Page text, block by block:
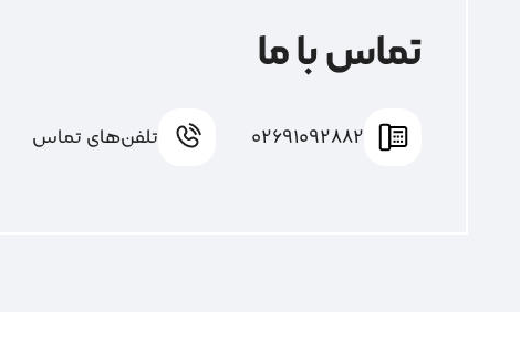
تماس با ما
02691092882 تلفن‌های تماس